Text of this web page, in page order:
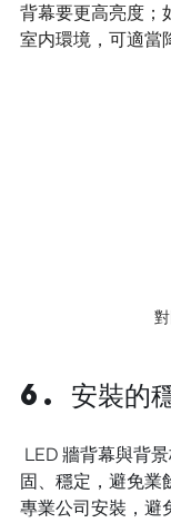
背幕要更高亮度；
室内環境，可適當
6. 安裝的
LED 牆背幕與背
固、穩定，避免業
專業公司安裝，避